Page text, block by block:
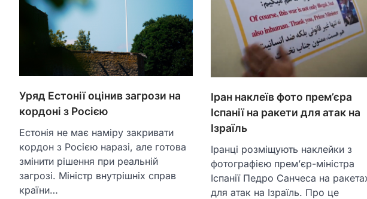
Уряд Естонії оцінив загрози на
кордоні з Росією
Естонія не має наміру закривати
кордон з Росією наразі, але готова
змінити рішення при реальній
загрозі. Міністр внутрішніх справ
країни…
Іран наклеїв фото прем’єра
Іспанії на ракети для атак на
Ізраїль
Іранці розміщують наклейки з
фотографією прем’єр-міністра
Іспанії Педро Санчеса на
для атак на Ізраїль. Про це